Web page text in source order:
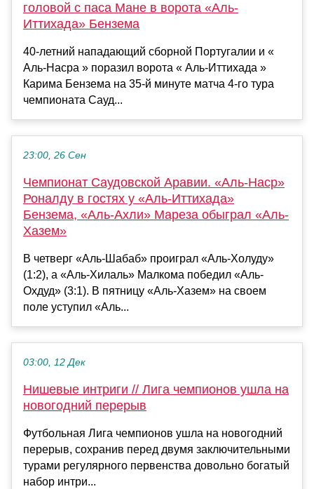
головой с паса Мане в ворота «Аль-
Иттихада» Бензема
40-летний нападающий сборной Португалии и «
Аль-Насра » поразил ворота « Аль-Иттихада »
Карима Бензема на 35-й минуте матча 4-го тура
чемпионата Сауд...
23:00, 26 Сен
Чемпионат Саудовской Аравии. «Аль-Наср»
Роналду в гостях у «Аль-Иттихада»
Бензема, «Аль-Ахли» Мареза обыграл «Аль-
Хазем»
В четверг «Аль-Шабаб» проиграл «Аль-Холуду»
(1:2), а «Аль-Хилаль» Малкома победил «Аль-
Охдуд» (3:1). В пятницу «Аль-Хазем» на своем
поле уступил «Аль...
03:00, 12 Дек
Нишевые интриги // Лига чемпионов ушла на
новогодний перерыв
Футбольная Лига чемпионов ушла на новогодний
перерыв, сохранив перед двумя заключительными
турами регулярного первенства довольно богатый
набор интри...